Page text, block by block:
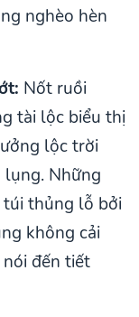
nghèo hèn
Nốt ruồi
tài lộc biểu thị
lộc trời
lụng. Những
túi thủng lỗ bởi
không cải
đến tiết